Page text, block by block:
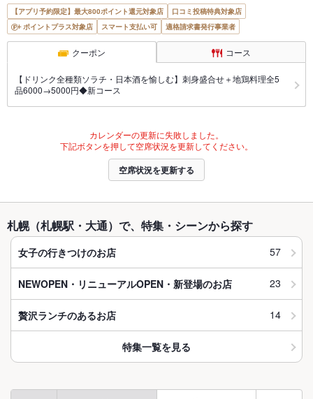
【アプリ予約限定】最大800ポイント還元対象店
口コミ投稿特典対象店
ポイントプラス対象店
スマート支払い可 適格請求書発行事業者
クーポン コース
【ドリンク全種類ソラチ・日本酒を愉しむ】刺身盛合せ＋地鶏料理全5
品6000→5000円◆新コース
カレンダーの更新に失敗しました。
下記ボタンを押して空席状況を更新してください。
空席状況を更新する
札幌（札幌駅・大通）で、特集・シーンから探す
女子の行きつけのお店 57
NEWOPEN・リニューアルOPEN・新登場のお店 23
贅沢ランチのあるお店 14
特集一覧を見る